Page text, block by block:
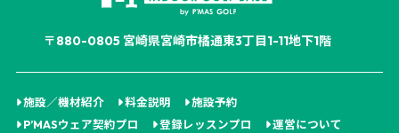
〒880-0805 宮崎県宮崎市橘通東3丁目1-11地下1階
施設／機材紹介 料金説明
施設予約
P’MASウェア契約プロ
登録レッスンプロ
運営について